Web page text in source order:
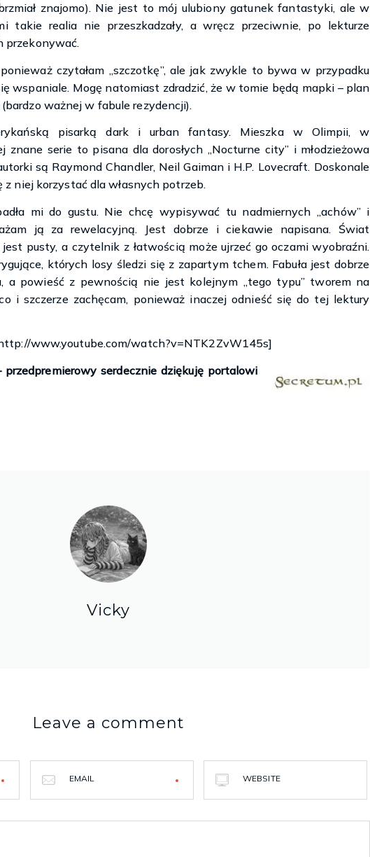
znajomo). Nie jest to mój ulubiony gatunek fantastyki, ale w
takie realia nie przeszkadzały, a wręcz przeciwnie, po lekturze
przekonywać.
czytałam „szczotkę”, ale jak zwykle to bywa w przypadku
wspaniale. Mogę natomiast zdradzić, że w tomie będą mapki – plan
ważnej w fabule rezydencji).
pisarką dark i urban fantasy. Mieszka w Olimpii, w
znane serie to pisana dla dorosłych „Nocturne city” i młodzieżowa
są Raymond Chandler, Neil Gaiman i H.P. Lovecraft. Doskonale
niej korzystać dla własnych potrzeb.
mi do gustu. Nie chcę wypisywać tu nadmiernych „achów” i
ją za rewelacyjną. Jest dobrze i ciekawie napisana. Świat
pusty, a czytelnik z łatwością może ujrzeć go oczami wyobraźni.
których losy śledzi się z zapartym tchem. Fabuła jest dobrze
a powieść z pewnością nie jest kolejnym „tego typu” tworem na
i szczerze zachęcam, ponieważ inaczej odnieść się do tej lektury
www.youtube.com/watch?v=NTK2ZvW145s]
przedpremierowy serdecznie dziękuję portalowi
Vicky
Leave a comment
EMAIL WEBSITE